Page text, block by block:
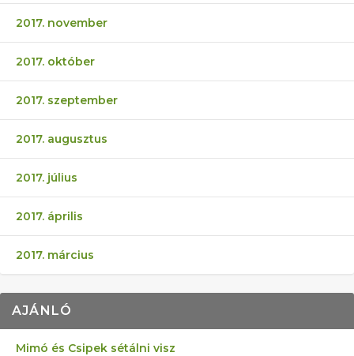
2017. november
2017. október
2017. szeptember
2017. augusztus
2017. július
2017. április
2017. március
AJÁNLÓ
Mimó és Csipek sétálni visz